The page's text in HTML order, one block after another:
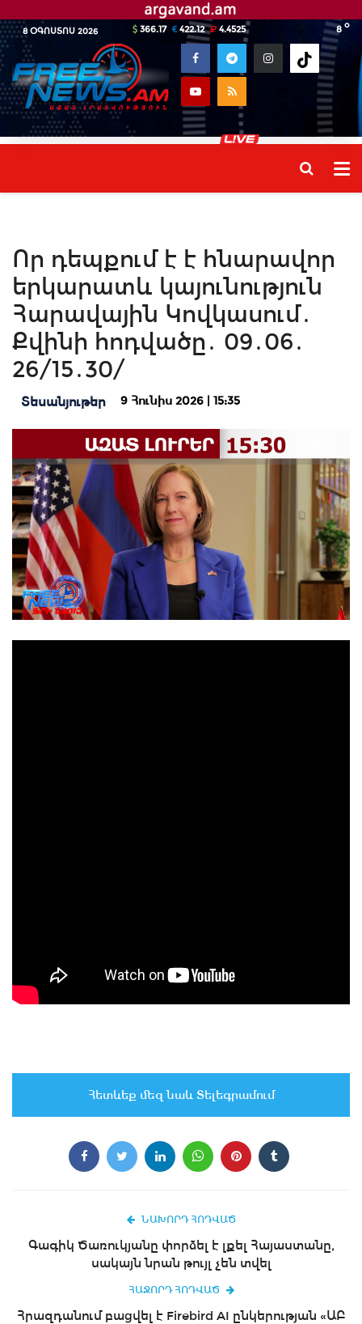
8 ՕԳՈՍՏՈՍ 2026 8 o
366.17 422.12 4.4525
Որ դեպքում է է հնարավոր
երկարատև կայունություն
Հարավային Կովկասում․
Քվինի հոդվածը․ 09․06․
26/15․30/
Տեսանյութեր 9 Հունիս 2026 | 15:35
Հետևեք մեզ նաև Տելեգրամում
ՆԱԽՈՐԴ ՀՈԴՎԱԾ
Գագիկ Ծառուկյանը փորձել է լքել Հայաստանը,
սակայն նրան թույլ չեն տվել
ՀԱՋՈՐԴ ՀՈԴՎԱԾ
Հրազդանում բացվել է Firebird AI ընկերության «ԱԲ